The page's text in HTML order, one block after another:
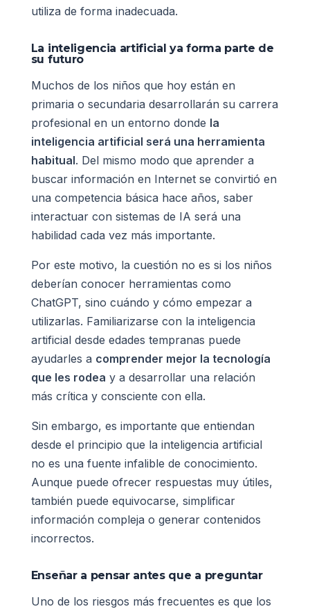
utiliza de forma inadecuada.
La inteligencia artificial ya forma parte de
su futuro
Muchos de los niños que hoy están en
primaria o secundaria desarrollarán su carrera
profesional en un entorno donde la
inteligencia artificial será una herramienta
habitual. Del mismo modo que aprender a
buscar información en Internet se convirtió en
una competencia básica hace años, saber
interactuar con sistemas de IA será una
habilidad cada vez más importante.
Por este motivo, la cuestión no es si los niños
deberían conocer herramientas como
ChatGPT, sino cuándo y cómo empezar a
utilizarlas. Familiarizarse con la inteligencia
artificial desde edades tempranas puede
ayudarles a comprender mejor la tecnología
que les rodea y a desarrollar una relación
más crítica y consciente con ella.
Sin embargo, es importante que entiendan
desde el principio que la inteligencia artificial
no es una fuente infalible de conocimiento.
Aunque puede ofrecer respuestas muy útiles,
también puede equivocarse, simplificar
información compleja o generar contenidos
incorrectos.
Enseñar a pensar antes que a preguntar
Uno de los riesgos más frecuentes es que los